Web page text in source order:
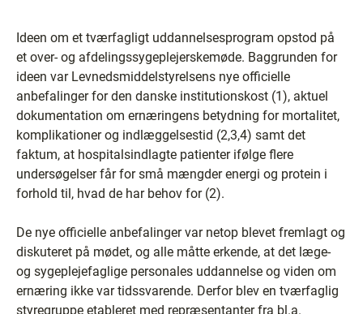
Ideen om et tværfagligt uddannelsesprogram opstod på
et over- og afdelingssygeplejerskemøde. Baggrunden for
ideen var Levnedsmiddelstyrelsens nye officielle
anbefalinger for den danske institutionskost (1), aktuel
dokumentation om ernæringens betydning for mortalitet,
komplikationer og indlæggelsestid (2,3,4) samt det
faktum, at hospitalsindlagte patienter ifølge flere
undersøgelser får for små mængder energi og protein i
forhold til, hvad de har behov for (2).
De nye officielle anbefalinger var netop blevet fremlagt og
diskuteret på mødet, og alle måtte erkende, at det læge-
og sygeplejefaglige personales uddannelse og viden om
ernæring ikke var tidssvarende. Derfor blev en tværfaglig
styregruppe etableret med repræsentanter fra bl.a.